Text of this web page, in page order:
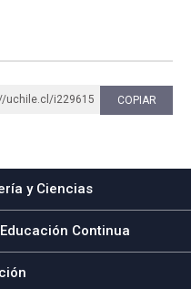
uchile.cl/i229615 COPIAR
y Ciencias
Continua